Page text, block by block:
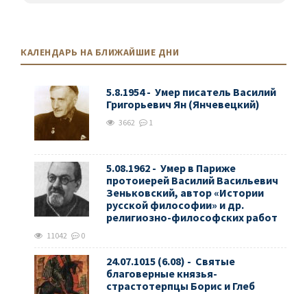
КАЛЕНДАРЬ НА БЛИЖАЙШИЕ ДНИ
5.8.1954 - Умер писатель Василий
Григорьевич Ян (Янчевецкий)
3662 1
5.08.1962 - Умер в Париже
протоиерей Василий Васильевич
Зеньковский, автор «Истории
русской философии» и др.
религиозно-философских работ
11042 0
24.07.1015 (6.08) - Святые
благоверные князья-
страстотерпцы Борис и Глеб